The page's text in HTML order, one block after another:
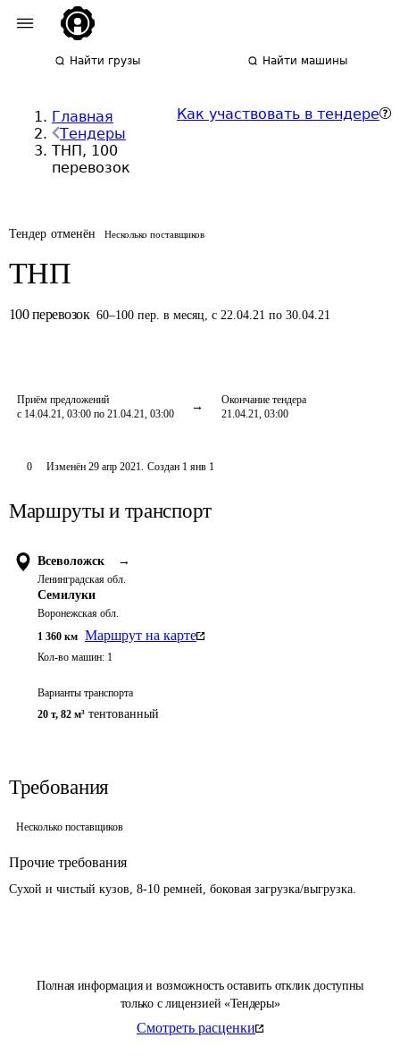
Найти грузы Найти машины
Главная
Тендеры
ТНП, 100
перевозок
Как участвовать в тендере
Тендер отменён Несколько поставщиков
ТНП
100 перевозок 60–100 пер. в месяц,с 22.04.21 по 30.04.21
Приём предложений
с 14.04.21, 03:00 по 21.04.21, 03:00
Окончание тендера
21.04.21, 03:00
Полная информация и возможность оставить отклик доступны
только с лицензией «Тендеры»
Смотреть расценки
0 Изменён 29 апр 2021. Создан 1 янв 1
Маршруты и транспорт
Всеволожск →
Ленинградская обл.
Семилуки
Воронежская обл.
1 360 км Маршрут на карте
Кол-во машин: 1
Варианты транспорта
20 т, 82 м³ тентованный
Требования
Несколько поставщиков
Прочие требования
Сухой и чистый кузов, 8-10 ремней, боковая загрузка/выгрузка.